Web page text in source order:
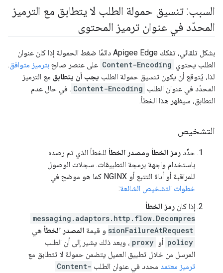
السبب: تنسيق حمولة الطلب لا يتطابق مع الترميز
المحدّد في عنوان ترميز المحتوى
بشكل تلقائي، تفكك Apigee Edge دائمًا ضغط الحمولة إذا كان عنوان
الطلب يحتوي Content-Encoding على عنصر صالح بترميز متوافق.
لذا، يُتوقع أن يكون تنسيق حمولة الطلب يجب أن يتطابق مع الترميز
المحدّد في عنوان الطلب Content-Encoding . في حال عدم
التطابق، سيظهر هذا الخطأ.
التشخيص
حدِّد رمز الخطأ ومصدر الخطأ للخطأ الذي تم رصده
باستخدام واجهة برمجة التطبيقات. سجلات الوصول
للمراقبة أو أداة التتبع أو NGINX كما هو موضح في
خطوات التشخيص الشائعة:
إذا كان رمز الخطأ
messaging.adaptors.http.flow.Decompres
sionFailureAtRequest و قيمة المصدر الخطأ هي
policy أو proxy ، وبعد ذلك يشير إلى أن الطلب
المرسل من خلال تطبيق العميل يتضمن حمولة لا تتطابق مع
ترميز معتمد محدد في عنوان الطلب Content-